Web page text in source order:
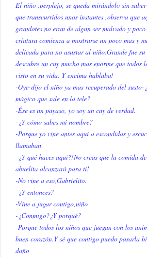
El niño ,perplejo, se queda mirándolo sin
que transcurridos unos instantes ,observa que
grandotes no eran de algun ser malvado y
criatura comienza a mostrarse un poco mas y
delicada para no asustar al niño.Grande fue su
descubre un cuy mucho mas enorme que todos
visto en su vida. Y encima hablaba!
-Oye-dijo el niño ya mas recuperado del susto-
mágico que sale en la tele?
-Ése es un payaso, yo soy un cuy de verdad.
-¿Y cómo sabes mi nombre?
-Porque yo vine antes aqui a escondidas y
llamaban
-¿Y qué haces aquí?!No creas que la comida
abuelita alcanzará para ti!
-No vine a eso,Gabrielito.
-¿Y entonces?
-Vine a jugar contigo,niño
-¿Conmigo?¿Y porqué?
-Porque todos los niños que juegan con los
buen corazón.Y sé que contigo puedo pasarla
daño